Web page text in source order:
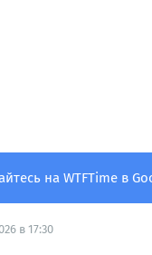
на WTFTime в
в 17:30